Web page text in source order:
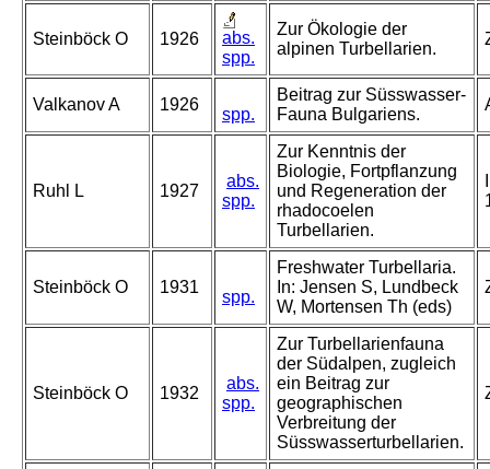
Steinböck O 1926
abs.
spp.
Zur Ökologie der
alpinen Turbellarien.
Valkanov A 1926
spp.
Beitrag zur Süsswasser-
Fauna Bulgariens.
Ruhl L 1927
abs.
spp.
Zur Kenntnis der
Biologie, Fortpflanzung
und Regeneration der
rhadocoelen
Turbellarien.
Steinböck O 1931
spp.
Freshwater Turbellaria.
In: Jensen S, Lundbeck
W, Mortensen Th (eds)
Steinböck O 1932
abs.
spp.
Zur Turbellarienfauna
der Südalpen, zugleich
ein Beitrag zur
geographischen
Verbreitung der
Süsswasserturbellarien.